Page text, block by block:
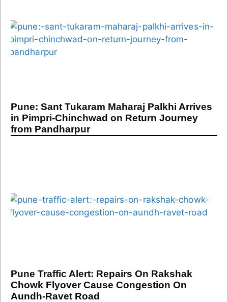
Pune: Sant Tukaram Maharaj Palkhi Arrives
in Pimpri-Chinchwad on Return Journey
from Pandharpur
Pune Traffic Alert: Repairs On Rakshak
Chowk Flyover Cause Congestion On
Aundh-Ravet Road